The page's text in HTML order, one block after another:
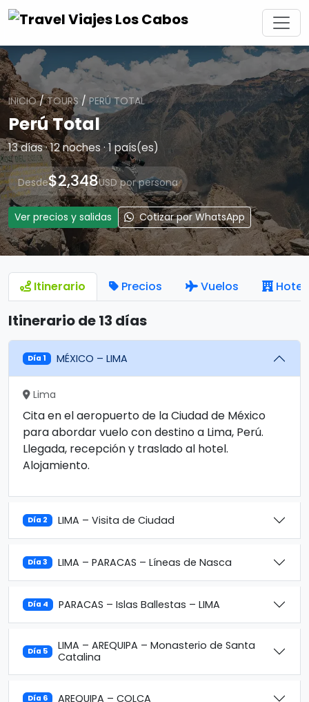
INICIO/TOURS /PERÚ TOTAL
Perú Total
13 días · 12 noches · 1 país(es)
Desde$2,348USD por persona
Ver precios y salidas Cotizar por WhatsApp
Itinerario Precios Vuelos
Itinerario de 13 días
Día 1 MÉXICO – LIMA
Lima
Cita en el aeropuerto de la Ciudad de México
para abordar vuelo con destino a Lima, Perú.
Llegada, recepción y traslado al hotel.
Alojamiento.
Día 2 LIMA – Visita de Ciudad
Día 3 LIMA – PARACAS – Líneas de Nasca
Día 4 PARACAS – Islas Ballestas – LIMA
Día 5
LIMA – AREQUIPA – Monasterio de Santa
Catalina
Día 6 AREQUIPA – COLCA